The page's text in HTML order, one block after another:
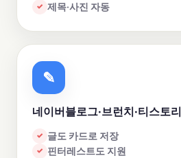
✓ 제목·사진 자동
✎
네이버블로그·브런치·티스토리
✓ 글도 카드로 저장
✓ 핀터레스트도 지원